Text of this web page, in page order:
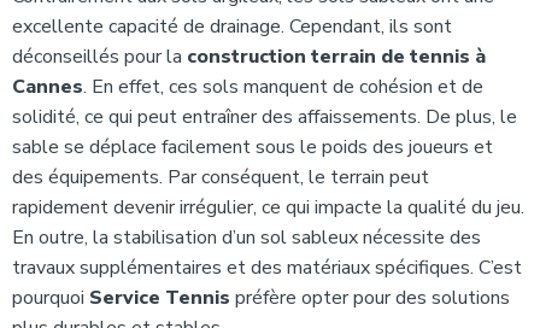
excellente capacité de drainage. Cependant, ils sont
déconseillés pour la construction terrain de tennis à
Cannes. En effet, ces sols manquent de cohésion et de
solidité, ce qui peut entraîner des affaissements. De plus, le
sable se déplace facilement sous le poids des joueurs et
des équipements. Par conséquent, le terrain peut
rapidement devenir irrégulier, ce qui impacte la qualité du jeu.
En outre, la stabilisation d’un sol sableux nécessite des
travaux supplémentaires et des matériaux spécifiques. C’est
pourquoi Service Tennis préfère opter pour des solutions